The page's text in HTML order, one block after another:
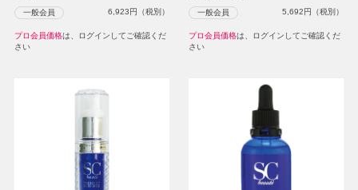
一般会員 6,923円（税別）
プロ会員価格は、ログインしてご確認くだ
さい
一般会員 5,692円（税別）
プロ会員価格は、ログインしてご確認くだ
さい